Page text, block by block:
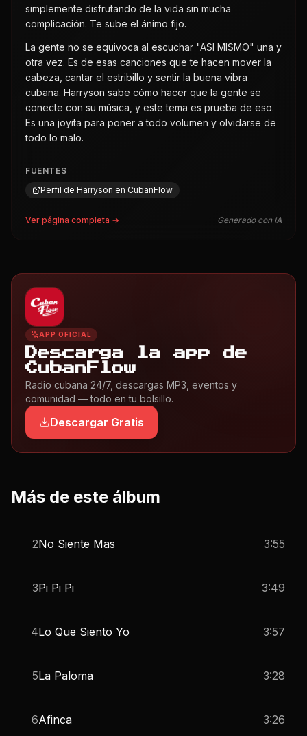
simplemente disfrutando de la vida sin mucha
complicación. Te sube el ánimo fijo.
La gente no se equivoca al escuchar "ASI MISMO" una y
otra vez. Es de esas canciones que te hacen mover la
cabeza, cantar el estribillo y sentir la buena vibra
cubana. Harryson sabe cómo hacer que la gente se
conecte con su música, y este tema es prueba de eso.
Es una joyita para poner a todo volumen y olvidarse de
todo lo malo.
FUENTES
Perfil de Harryson en CubanFlow
Ver página completa → Generado con IA
APP OFICIAL
Descarga la app de
CubanFlow
Radio cubana 24/7, descargas MP3, eventos y
comunidad — todo en tu bolsillo.
Descargar Gratis
Más de este álbum
2No Siente Mas 3:55
3Pi Pi Pi 3:49
4Lo Que Siento Yo 3:57
5La Paloma 3:28
6Afinca 3:26